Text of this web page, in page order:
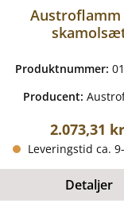
Austroflamm
Produktnummer:
Producent:
Almindelig
2.073,31
Leveringstid ca.
Detaljer